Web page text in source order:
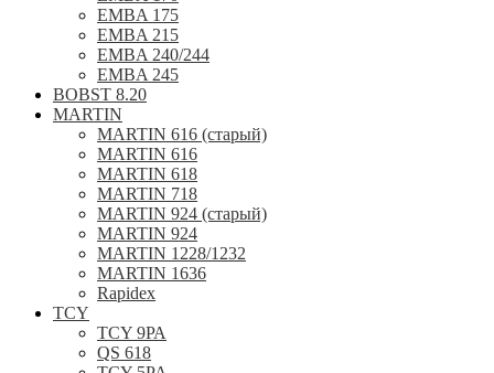
EMBA 175
EMBA 215
EMBA 240/244
EMBA 245
BOBST 8.20
MARTIN
MARTIN 616 (старый)
MARTIN 616
MARTIN 618
MARTIN 718
MARTIN 924 (старый)
MARTIN 924
MARTIN 1228/1232
MARTIN 1636
Rapidex
TCY
TCY 9РА
QS 618